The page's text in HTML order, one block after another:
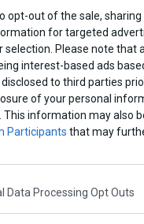
opt-out of the sale,
for targeted
selection. Please note that
interest-based ads
to third parties
of your personal
This information may also
Participants that may
Data Processing Opt Outs
ενός χρόνου
στην Καλαμάτα, η
και εκπροσώπους
· Επιχειρήσεις
της στρατηγικής